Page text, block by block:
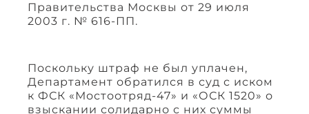
Правительства Москвы от 29 июля
2003 г. № 616-ПП.
Поскольку штраф не был уплачен,
Департамент обратился в суд с иском
к ФСК «Мостоотряд-47» и «ОСК 1520» о
взыскании солидарно с них суммы